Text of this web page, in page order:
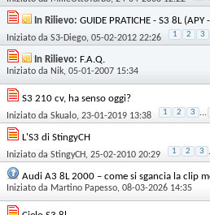
In Rilievo: GUIDE PRATICHE - S3 8L
Iniziato da S3-Diego, 05-02-2012 22:26 1 2 3
In Rilievo: F.A.Q.
Iniziato da Nik, 05-01-2007 15:34
S3 210 cv, ha senso oggi?
Iniziato da Skualo, 23-01-2019 13:38 1 2 3 ...
L'S3 di StingyCH
Iniziato da StingyCH, 25-02-2010 20:29 1 2 3
Audi A3 8L 2000 – come si sgancia la clip
Iniziato da Martino Papesso, 08-03-2026 14:35